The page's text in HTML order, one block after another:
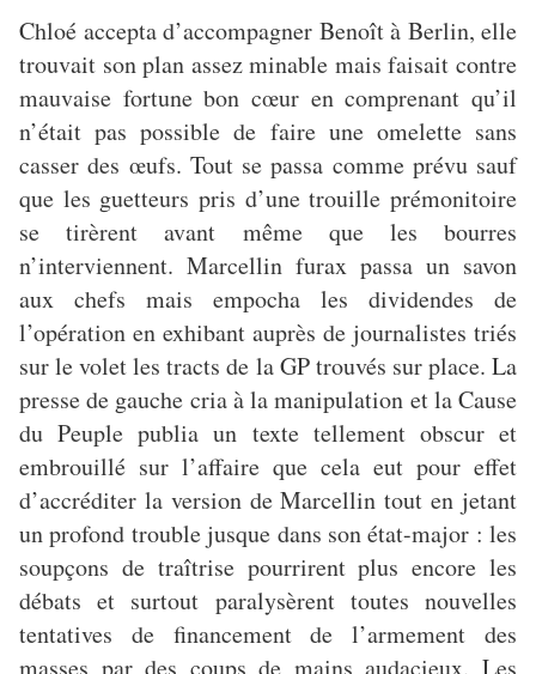
Chloé accepta d’accompagner Benoît à Berlin, elle
trouvait son plan assez minable mais faisait contre
mauvaise fortune bon cœur en comprenant qu’il
n’était pas possible de faire une omelette sans
casser des œufs. Tout se passa comme prévu sauf
que les guetteurs pris d’une trouille prémonitoire
se tirèrent avant même que les bourres
n’interviennent. Marcellin furax passa un savon
aux chefs mais empocha les dividendes de
l’opération en exhibant auprès de journalistes triés
sur le volet les tracts de la GP trouvés sur place. La
presse de gauche cria à la manipulation et la Cause
du Peuple publia un texte tellement obscur et
embrouillé sur l’affaire que cela eut pour effet
d’accréditer la version de Marcellin tout en jetant
un profond trouble jusque dans son état-major : les
soupçons de traîtrise pourrirent plus encore les
débats et surtout paralysèrent toutes nouvelles
tentatives de financement de l’armement des